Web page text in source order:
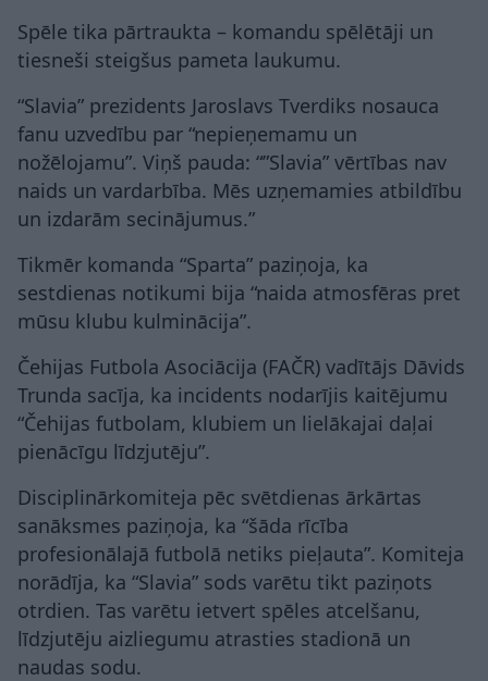
Spēle tika pārtraukta – komandu spēlētāji un
tiesneši steigšus pameta laukumu.
“Slavia” prezidents Jaroslavs Tverdiks nosauca
fanu uzvedību par “nepieņemamu un
nožēlojamu”. Viņš pauda: “”Slavia” vērtības nav
naids un vardarbība. Mēs uzņemamies atbildību
un izdarām secinājumus.”
Tikmēr komanda “Sparta” paziņoja, ka
sestdienas notikumi bija “naida atmosfēras pret
mūsu klubu kulminācija”.
Čehijas Futbola Asociācija (FAČR) vadītājs Dāvids
Trunda sacīja, ka incidents nodarījis kaitējumu
“Čehijas futbolam, klubiem un lielākajai daļai
pienācīgu līdzjutēju”.
Disciplinārkomiteja pēc svētdienas ārkārtas
sanāksmes paziņoja, ka “šāda rīcība
profesionālajā futbolā netiks pieļauta”. Komiteja
norādīja, ka “Slavia” sods varētu tikt paziņots
otrdien. Tas varētu ietvert spēles atcelšanu,
līdzjutēju aizliegumu atrasties stadionā un
naudas sodu.